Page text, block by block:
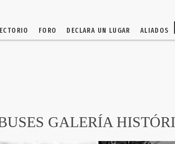
FORO DECLARA UN LUGAR ALIADOS
GALERÍA